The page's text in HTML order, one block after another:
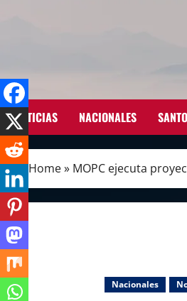
NOTICIAS NACIONALES
Home» MOPC ejecuta
Nacionales